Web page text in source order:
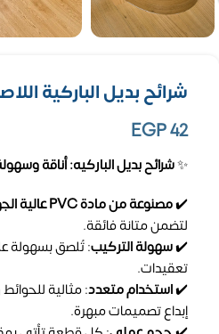
شرائح بديل الباركية
EGP42
✨شرائح بديل الباركيه: أناقة
✔️مصنوعة من مادة PVC عالية الجودة
لتضمن متانة فائقة.
✔️سهولة التركيب: تُلصق
تعقيدات.
✔️استخدام متعدد: مثالية
إبداع تصميمات مبهرة.